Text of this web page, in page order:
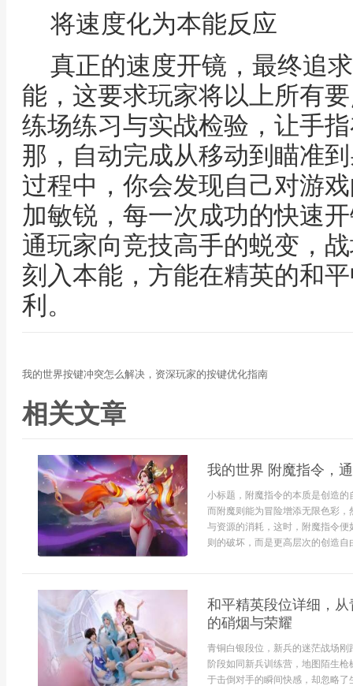
将速度化为本能反应
真正的速度开镜，最终追
能，这要求玩家将以上所有
练场练习与实战检验，让手
那，自动完成从移动到瞄准
过程中，你会发现自己对游
加敏锐，每一次成功的快速
通玩家向竞技高手的蜕变，
刻入本能，方能在精英的和
利。
我的世界按键冲突怎么解决，资深玩家的按键优化指南
相关文章
我的世界 附魔指令，
小标题，附魔指令的本质是创造
而附魔则能为冒险增添无限色彩
与资源的消耗，这时，附魔指令
则的破坏，而是更高层次的创造自
和平精英段位详细，
的硝烟与荣耀
青铜白银段位，新兵的迷茫战场
阶段如同新兵训练营，地图陌生
于击倒对手的瞬间快感，却忽略